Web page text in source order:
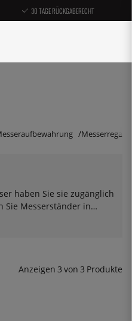
30 TAGE RÜCKGABERECHT
Messerregale
haben Sie sie zugänglich
Sie Messerständer in
Anzeigen 3 von 3 Produkte